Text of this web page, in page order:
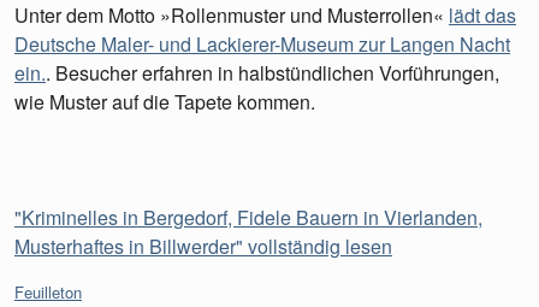
Unter dem Motto »Rollenmuster und Musterrollen« lädt das
Deutsche Maler- und Lackierer-Museum zur Langen Nacht
ein.. Besucher erfahren in halbstündlichen Vorführungen,
wie Muster auf die Tapete kommen.
"Kriminelles in Bergedorf, Fidele Bauern in Vierlanden,
Musterhaftes in Billwerder" vollständig lesen
Kategorien:
Feuilleton